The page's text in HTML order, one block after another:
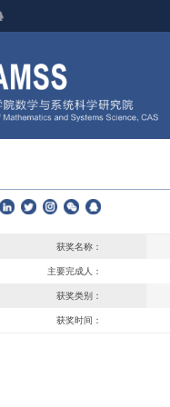
获奖名称：
主要完成人：
获奖类别：
获奖时间：